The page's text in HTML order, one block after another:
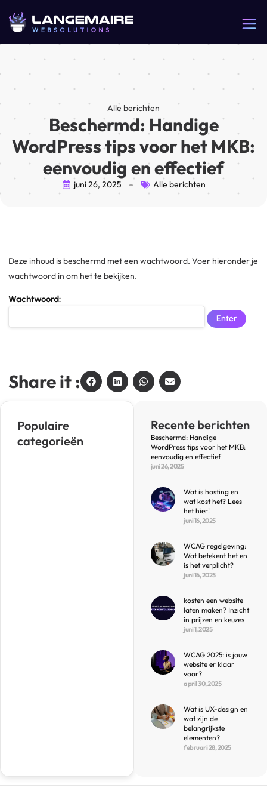
Alle berichten
Beschermd: Handige
WordPress tips voor het MKB:
eenvoudig en effectief
juni 26, 2025 Alle berichten
Deze inhoud is beschermd met een wachtwoord. Voer hieronder je
wachtwoord in om het te bekijken.
Wachtwoord:
Share it :
Populaire
categorieën
Recente berichten
Beschermd: Handige
WordPress tips voor het MKB:
eenvoudig en effectief
juni 26, 2025
Wat is hosting en
wat kost het? Lees
het hier!
juni 16, 2025
WCAG regelgeving:
Wat betekent het en
is het verplicht?
juni 16, 2025
kosten een website
laten maken? Inzicht
in prijzen en keuzes
juni 1, 2025
WCAG 2025: is jouw
website er klaar
voor?
april 30, 2025
Wat is UX-design en
wat zijn de
belangrijkste
elementen?
februari 28, 2025